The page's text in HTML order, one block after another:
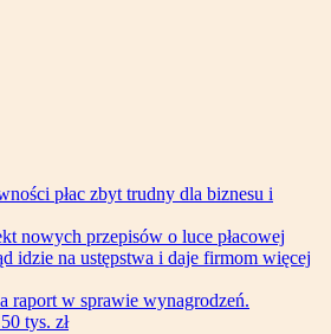
płac zbyt trudny dla biznesu i
nowych przepisów o luce płacowej
idzie na ustępstwa i daje firmom więcej
raport w sprawie wynagrodzeń.
tys. zł